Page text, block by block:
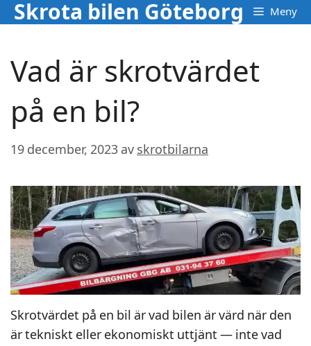
Hoppa
till
Skrota bilen Göteborg Meny
Vad är skrotvärdet
på en bil?
19 december, 2023 av skrotbilarna
Skrotvärdet på en bil är vad bilen är värd när den
är tekniskt eller ekonomiskt uttjänt — inte vad